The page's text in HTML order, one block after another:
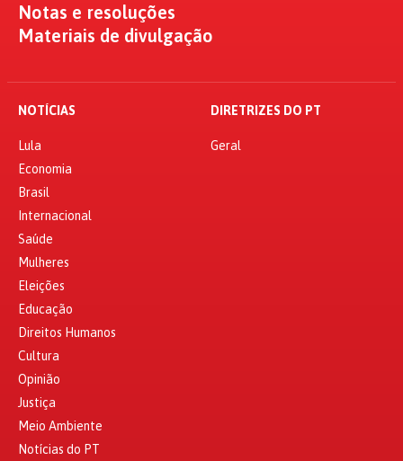
Notas e resoluções
Materiais de divulgação
NOTÍCIAS
Lula
Economia
Brasil
Internacional
Saúde
Mulheres
Eleições
Educação
Direitos Humanos
Cultura
Opinião
Justiça
Meio Ambiente
Notícias do PT
DIRETRIZES DO PT
Geral